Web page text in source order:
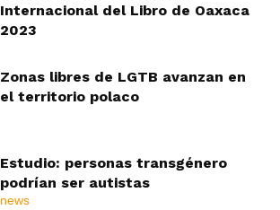
Internacional del Libro de Oaxaca
2023
Zonas libres de LGTB avanzan en
el territorio polaco
Estudio: personas transgénero
podrían ser autistas